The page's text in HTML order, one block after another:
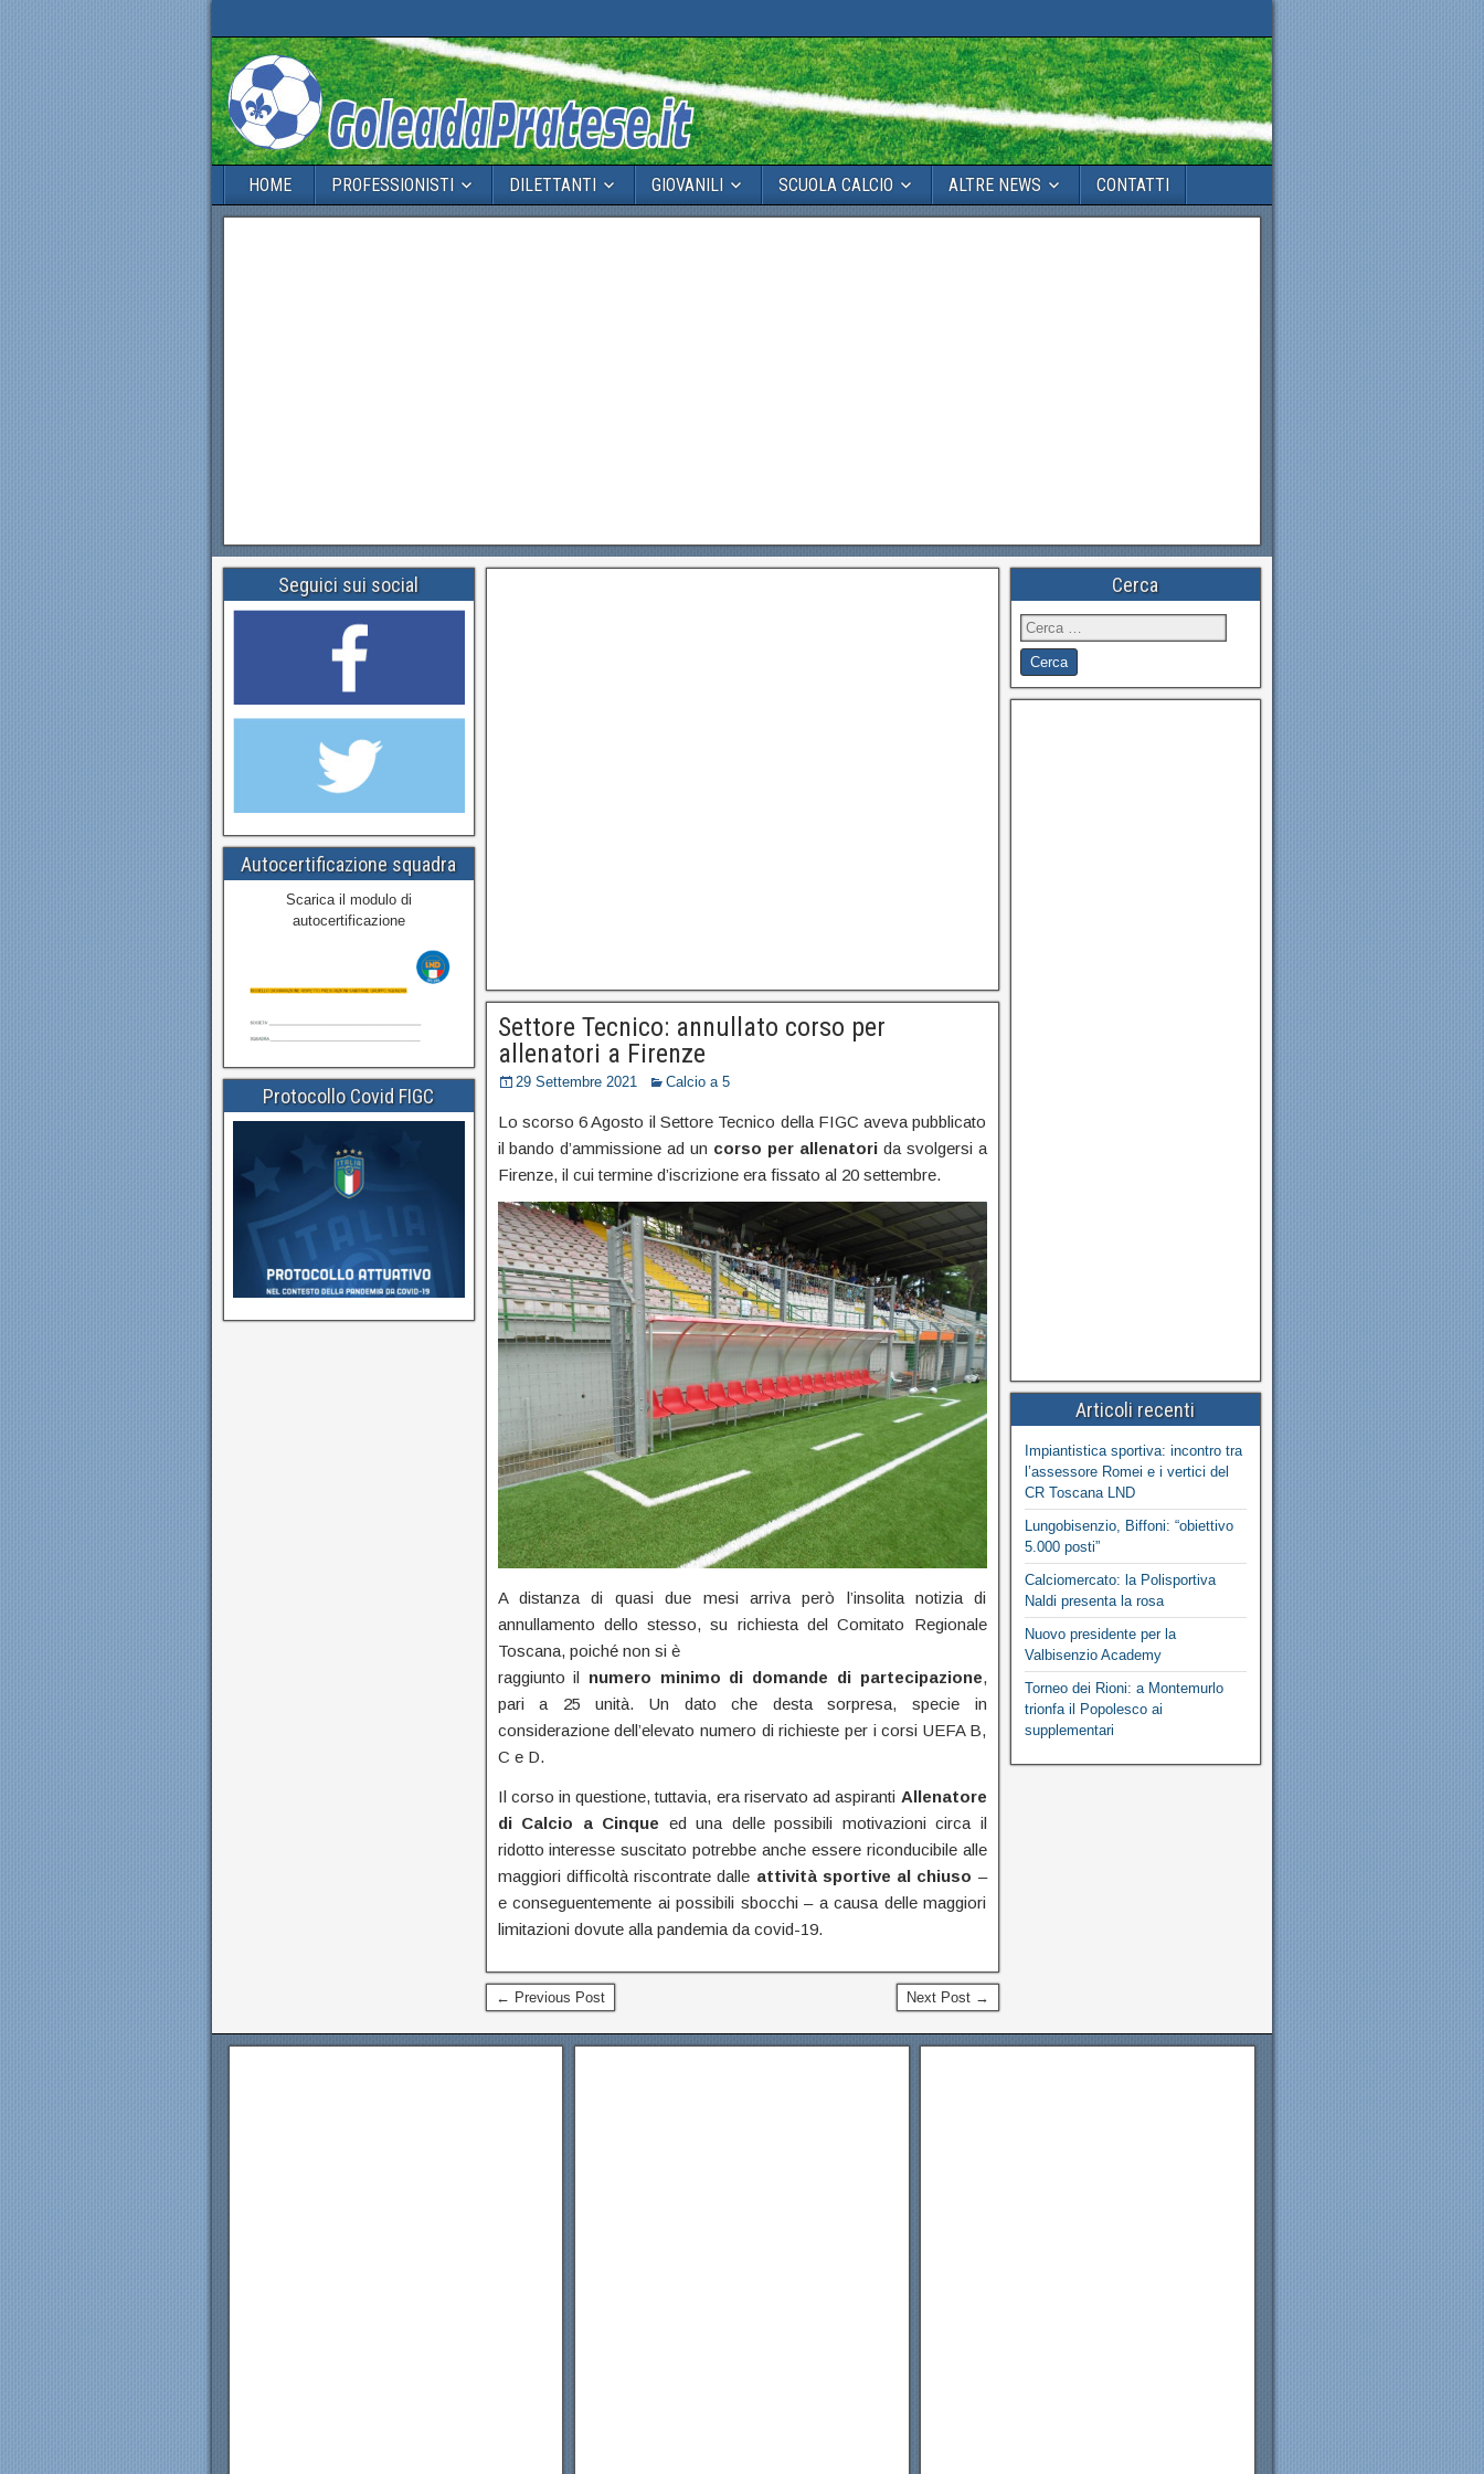
HOME PROFESSIONISTI DILETTANTI GIOVANILI SCUOLA CALCIO ALTRE NEWS CONTATTI
Settore Tecnico: annullato corso per
allenatori a Firenze
29 Settembre 2021 Calcio a 5
Lo scorso 6 Agosto il Settore Tecnico della FIGC aveva pubblicato
il bando d’ammissione ad un corso per allenatorida svolgersi a
Firenze, il cui termine d’iscrizione era fissato al 20 settembre.
A distanza di quasi due mesi arriva però l’insolita notizia di
annullamento dello stesso, su richiesta del Comitato Regionale
Toscana, poiché non si è
raggiunto il numero minimo di domande di partecipazione,
pari a 25 unità. Un dato che desta sorpresa, specie in
considerazione dell’elevato numero di richieste per i corsi UEFA B,
C e D.
Il corso in questione, tuttavia, era riservato ad aspiranti Allenatore
di Calcio a Cinque ed una delle possibili motivazioni circa il
ridotto interesse suscitato potrebbe anche essere riconducibile alle
maggiori difficoltà riscontrate dalle attività sportive al chiuso –
e conseguentemente ai possibili sbocchi – a causa delle maggiori
limitazioni dovute alla pandemia da covid-19.
← Previous Post Next Post →
Seguici sui social
Autocertificazione squadra
Scarica il modulo di
autocertificazione
Protocollo Covid FIGC
Cerca
Articoli recenti
Impiantistica sportiva: incontro tra
l’assessore Romei e i vertici del
CR Toscana LND
Lungobisenzio, Biffoni: “obiettivo
5.000 posti”
Calciomercato: la Polisportiva
Naldi presenta la rosa
Nuovo presidente per la
Valbisenzio Academy
Torneo dei Rioni: a Montemurlo
trionfa il Popolesco ai
supplementari